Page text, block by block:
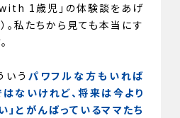
1歳児」の体験談をあげ
。私たちから見ても本当にす
いう パワフルな方もいれば
はないけれど、将来は今より
とがんばっているママたち